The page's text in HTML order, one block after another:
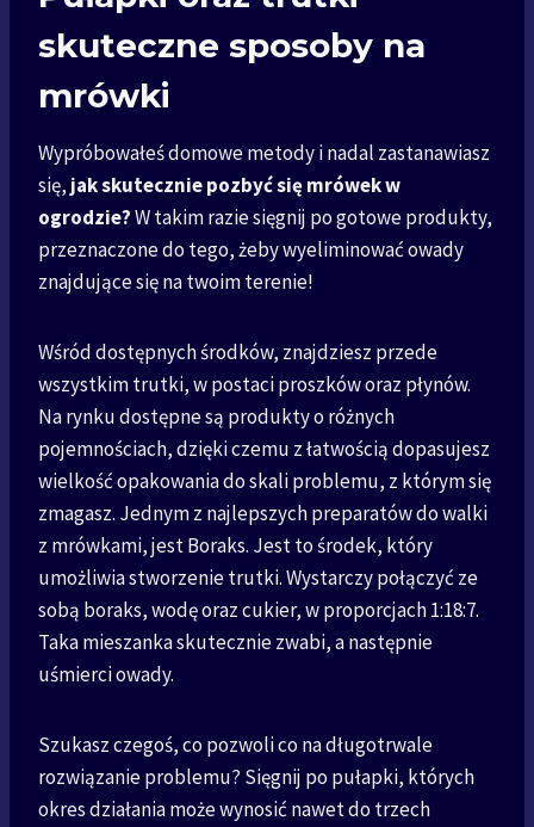
skuteczne sposoby na
mrówki
Wypróbowałeś domowe metody i nadal zastanawiasz
się, jak skutecznie pozbyć się mrówek w
ogrodzie?W takim razie sięgnij po gotowe produkty,
przeznaczone do tego, żeby wyeliminować owady
znajdujące się na twoim terenie!
Wśród dostępnych środków, znajdziesz przede
wszystkim trutki, w postaci proszków oraz płynów.
Na rynku dostępne są produkty o różnych
pojemnościach, dzięki czemu z łatwością dopasujesz
wielkość opakowania do skali problemu, z którym się
zmagasz. Jednym z najlepszych preparatów do walki
z mrówkami, jest Boraks. Jest to środek, który
umożliwia stworzenie trutki. Wystarczy połączyć ze
sobą boraks, wodę oraz cukier, w proporcjach 1:18:7.
Taka mieszanka skutecznie zwabi, a następnie
uśmierci owady.
Szukasz czegoś, co pozwoli co na długotrwale
rozwiązanie problemu? Sięgnij po pułapki, których
okres działania może wynosić nawet do trzech